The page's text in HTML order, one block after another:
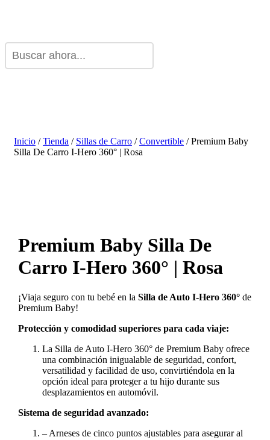
Inicio /Tienda / Sillas de Carro /Convertible / Premium Baby
Silla De Carro I-Hero 360° | Rosa
Premium Baby Silla De
Carro I-Hero 360° | Rosa
¡Viaja seguro con tu bebé en la Silla de Auto I-Hero 360°de
Premium Baby!
Protección y comodidad superiores para cada viaje:
La Silla de Auto I-Hero 360° de Premium Baby ofrece
una combinación inigualable de seguridad, confort,
versatilidad y facilidad de uso, convirtiéndola en la
opción ideal para proteger a tu hijo durante sus
desplazamientos en automóvil.
Sistema de seguridad avanzado:
– Arneses de cinco puntos ajustables para asegurar al